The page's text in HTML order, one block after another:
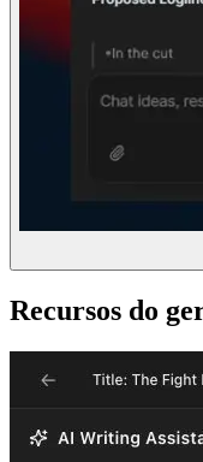
Recursos do